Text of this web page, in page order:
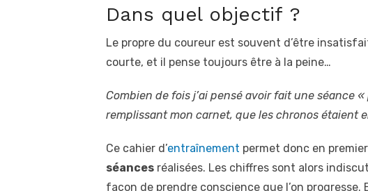
Dans quel objectif ?
Le propre du coureur est souvent d’être
courte, et il pense toujours être à la peine…
Combien de fois j’ai pensé avoir fait une séance
remplissant mon carnet, que les chronos étaient
Ce cahier d’entraînement permet donc en
séances réalisées. Les chiffres sont alors
façon de prendre conscience que l’on